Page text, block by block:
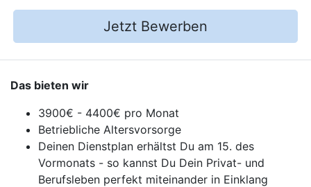
Jetzt Bewerben
Das bieten wir
3900€ - 4400€ pro Monat
Betriebliche Altersvorsorge
Deinen Dienstplan erhältst Du am 15. des
Vormonats - so kannst Du Dein Privat- und
Berufsleben perfekt miteinander in Einklang